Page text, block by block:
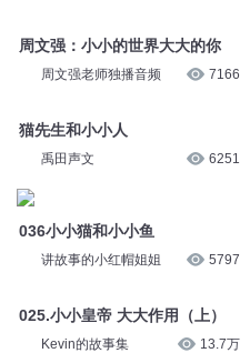
周文强：小小的世界大大的你
周文强老师独播音频 7166
猫先生和小小人
禹田声文 6251
036小小猫和小小鱼
讲故事的小红帽姐姐 5797
025.小小皇帝 大大作用（上）
Kevin的故事集 13.7万